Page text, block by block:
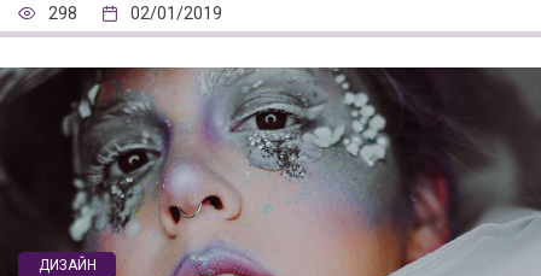
298 02/01/2019
ДИЗАЙН